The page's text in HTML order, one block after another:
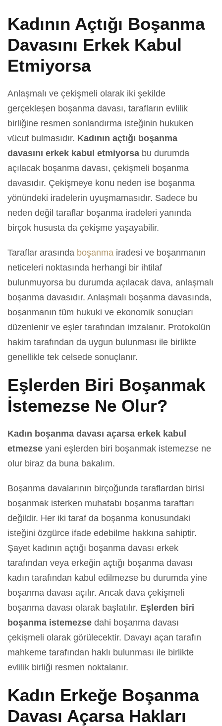
Kadının Açtığı Boşanma
Davasını Erkek Kabul
Etmiyorsa
Anlaşmalı ve çekişmeli olarak iki şekilde
gerçekleşen boşanma davası, tarafların evlilik
birliğine resmen sonlandırma isteğinin hukuken
vücut bulmasıdır. Kadının açtığı boşanma
davasını erkek kabul etmiyorsa bu durumda
açılacak boşanma davası, çekişmeli boşanma
davasıdır. Çekişmeye konu neden ise boşanma
yönündeki iradelerin uyuşmamasıdır. Sadece bu
neden değil taraflar boşanma iradeleri yanında
birçok hususta da çekişme yaşayabilir.
Taraflar arasında boşanma iradesi ve boşanmanın
neticeleri noktasında herhangi bir ihtilaf
bulunmuyorsa bu durumda açılacak dava, anlaşmalı
boşanma davasıdır. Anlaşmalı boşanma davasında,
boşanmanın tüm hukuki ve ekonomik sonuçları
düzenlenir ve eşler tarafından imzalanır. Protokolün
hakim tarafından da uygun bulunması ile birlikte
genellikle tek celsede sonuçlanır.
Eşlerden Biri Boşanmak
İstemezse Ne Olur?
Kadın boşanma davası açarsa erkek kabul
etmezse yani eşlerden biri boşanmak istemezse ne
olur biraz da buna bakalım.
Boşanma davalarının birçoğunda taraflardan birisi
boşanmak isterken muhatabı boşanma taraftarı
değildir. Her iki taraf da boşanma konusundaki
isteğini özgürce ifade edebilme hakkına sahiptir.
Şayet kadının açtığı boşanma davası erkek
tarafından veya erkeğin açtığı boşanma davası
kadın tarafından kabul edilmezse bu durumda yine
boşanma davası açılır. Ancak dava çekişmeli
boşanma davası olarak başlatılır. Eşlerden biri
boşanma istemezse dahi boşanma davası
çekişmeli olarak görülecektir. Davayı açan tarafın
mahkeme tarafından haklı bulunması ile birlikte
evlilik birliği resmen noktalanır.
Kadın Erkeğe Boşanma
Davası Açarsa Hakları